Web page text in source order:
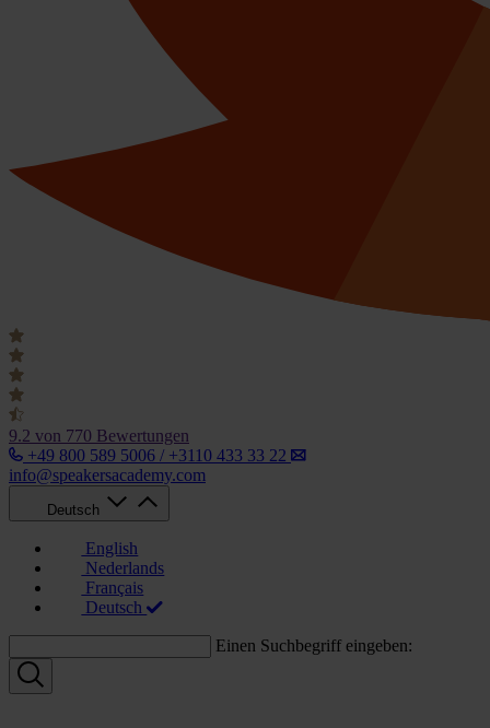
9.2 von 770 Bewertungen
+49 800 589 5006 / +3110 433 33 22
info@speakersacademy.com
Deutsch
English
Nederlands
Français
Deutsch
Einen Suchbegriff eingeben: